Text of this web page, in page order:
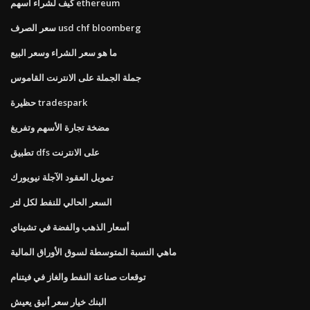
كيف لشراء أسهم ethereum
سعر الصرف usd chf bloomberg
ما هو سعر الشراء وسعر البيع
جملة الجملة على الانترنت القاموس
حظيرة tradespark
مضخة تجارة الأسهم وتفريغ
تطبيق dfs على الانترنت
تمويل العقود الآجلة نيويورك
السعر الحالي للنفط لكل لتر
أسعار الذهب والفضة في تشيناي
ماهي النسبة المتوسطة لسوق الأوراق المالية
توقعات صناعة النفط والغاز في فيتنام
البنك خيار سعر أنيق يعيش